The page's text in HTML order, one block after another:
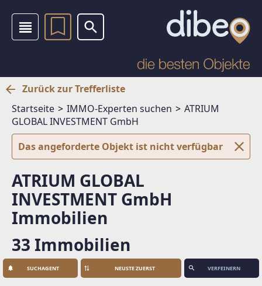
Zurück zur Trefferliste
Startseite
IMMO-Experten suchen
ATRIUM
GLOBAL INVESTMENT GmbH
Das angeforderte Objekt ist nicht verfügbar
ATRIUM GLOBAL
INVESTMENT GmbH
Immobilien
33 Immobilien
SUCHAGENT VERFEINERN